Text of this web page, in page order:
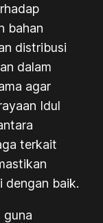
bahan
distribusi
dalam
agar
Idul
terkait
dengan baik.
guna